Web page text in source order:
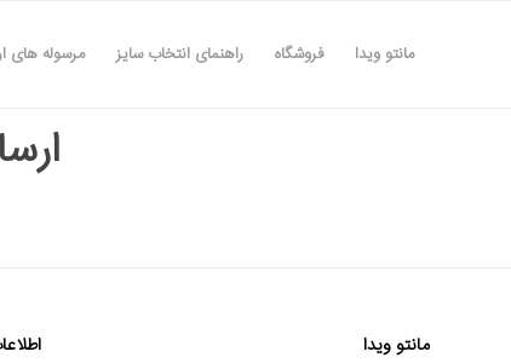
مانتو ویدا فروشگاه راهنمای انتخاب سایز مرسوله های
مانتو ویدا